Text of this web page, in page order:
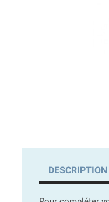
DESCRIPTION